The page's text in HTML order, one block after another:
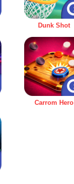
Dunk Shot
Carrom Hero